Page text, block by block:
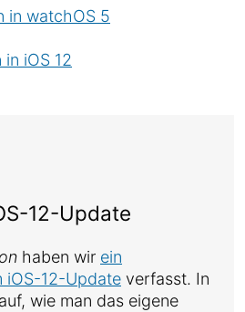
in watchOS 5
iOS 12
12-Update
haben wir ein
iOS-12-Update verfasst. In
wie man das eigene